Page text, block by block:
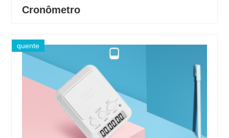
Cronômetro
quente